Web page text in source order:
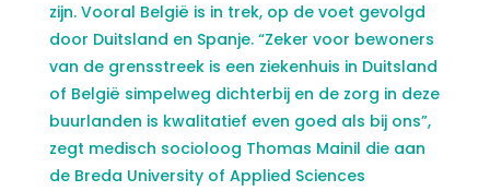
zijn. Vooral België is in trek, op de voet gevolgd
door Duitsland en Spanje. “Zeker voor bewoners
van de grensstreek is een ziekenhuis in Duitsland
of België simpelweg dichterbij en de zorg in deze
buurlanden is kwalitatief even goed als bij ons”,
zegt medisch socioloog Thomas Mainil die aan
de Breda University of Applied Sciences